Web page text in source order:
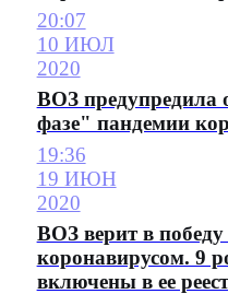
20:07
10 ИЮЛ
2020
ВОЗ предупредила
фазе" пандемии
19:36
19 ИЮН
2020
ВОЗ верит в победу
коронавирусом. 9
включены в ее